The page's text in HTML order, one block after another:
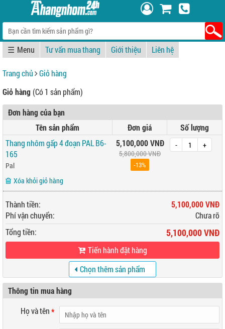
☰ Tư vấn mua thang Giới thiệu Liên hệ
Trang chủ
Giỏ hàng
Giỏ hàng (Có 1 sản phẩm)
Đơn hàng của bạn
Tên sản phẩm
Đơn giá
Số lượng
Thang nhôm gấp 4 đoạn PAL B6-
165
Pal
Xóa khỏi giỏ hàng
5,100,000 VNĐ
5,800,000 VNĐ
-13%
- +
Thành tiền:
5,100,000 VNĐ
Phí vận chuyển:
Chưa rõ
Tổng tiền:
5,100,000 VNĐ
Tiến hành đặt hàng
Chọn thêm sản phẩm
khác
Thông tin mua hàng
Họ và tên*